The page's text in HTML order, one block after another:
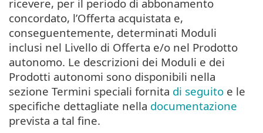
ricevere, per il periodo di abbonamento
concordato, l’Offerta acquistata e,
conseguentemente, determinati Moduli
inclusi nel Livello di Offerta e/o nel Prodotto
autonomo. Le descrizioni dei Moduli e dei
Prodotti autonomi sono disponibili nella
sezione Termini speciali fornita di seguito e le
specifiche dettagliate nella documentazione
prevista a tal fine.